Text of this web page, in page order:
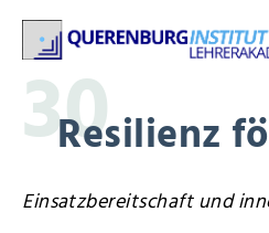
Resilienz
30
Einsatzbereitschaft und